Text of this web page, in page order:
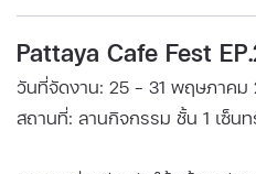
Pattaya Cafe Fest
วันที่จัดงาน: 25 - 31 พฤษภาคม
สถานที่: ลานกิจกรรม ชั้น 1 เซ็น